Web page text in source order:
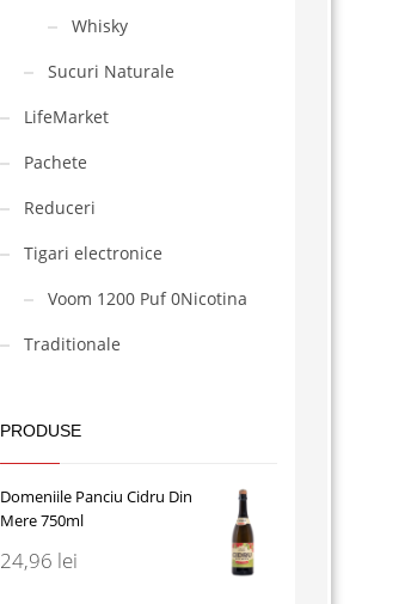
Whisky
Sucuri Naturale
LifeMarket
Pachete
Reduceri
Tigari electronice
Voom 1200 Puf 0Nicotina
Traditionale
PRODUSE
Domeniile Panciu Cidru Din
Mere 750ml
24,96 lei